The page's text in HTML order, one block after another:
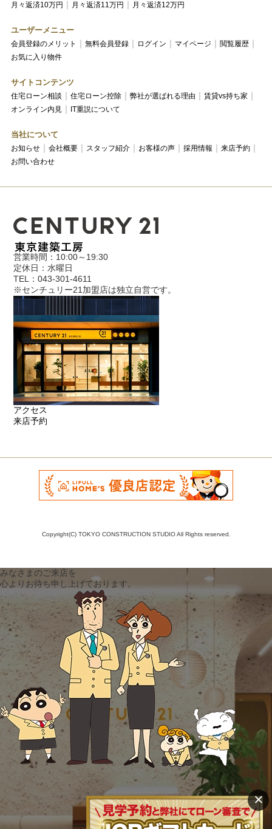
月々返済10万円
月々返済11万円 月々返済12万円
ユーザーメニュー
会員登録のメリット 無料会員登録 ログイン マイページ
閲覧履歴
お気に入り物件
サイトコンテンツ
住宅ローン相談 住宅ローン控除 弊社が選ばれる理由
賃貸vs持ち家
オンライン内見
IT重説について
当社について
お知らせ 会社概要 スタッフ紹介 お客様の声 採用情報
来店予約
お問い合わせ
営業時間：10:00～19:30
定休日：水曜日
TEL：043-301-4611
※センチュリー21加盟店は独立自営です。
アクセス
来店予約
Copyright(C) TOKYO CONSTRUCTION STUDIO All Rights reserved.
みなさまのご来店を
心よりお待ち申し上げております。
×